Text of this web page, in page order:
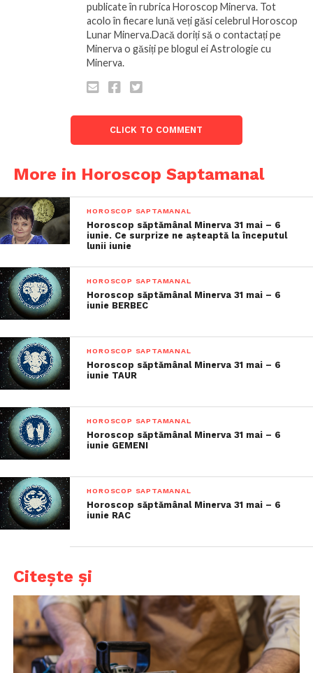
publicate în rubrica Horoscop Minerva. Tot
acolo în fiecare lună veți găsi celebrul Horoscop
Lunar Minerva.Dacă doriți să o contactați pe
Minerva o găsiți pe blogul ei Astrologie cu
Minerva.
CLICK TO COMMENT
More in Horoscop Saptamanal
HOROSCOP SAPTAMANAL
Horoscop săptămânal Minerva 31 mai – 6
iunie. Ce surprize ne așteaptă la începutul
lunii iunie
HOROSCOP SAPTAMANAL
Horoscop săptămânal Minerva 31 mai – 6
iunie BERBEC
HOROSCOP SAPTAMANAL
Horoscop săptămânal Minerva 31 mai – 6
iunie TAUR
HOROSCOP SAPTAMANAL
Horoscop săptămânal Minerva 31 mai – 6
iunie GEMENI
HOROSCOP SAPTAMANAL
Horoscop săptămânal Minerva 31 mai – 6
iunie RAC
Citește și